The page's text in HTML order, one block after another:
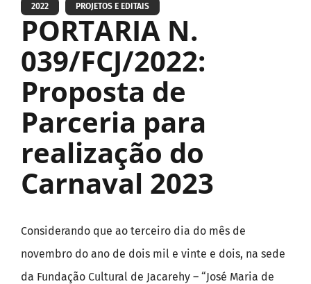
2022 PROJETOS E EDITAIS
PORTARIA N.
039/FCJ/2022:
Proposta de
Parceria para
realização do
Carnaval 2023
Considerando que ao terceiro dia do mês de
novembro do ano de dois mil e vinte e dois, na sede
da Fundação Cultural de Jacarehy – “José Maria de